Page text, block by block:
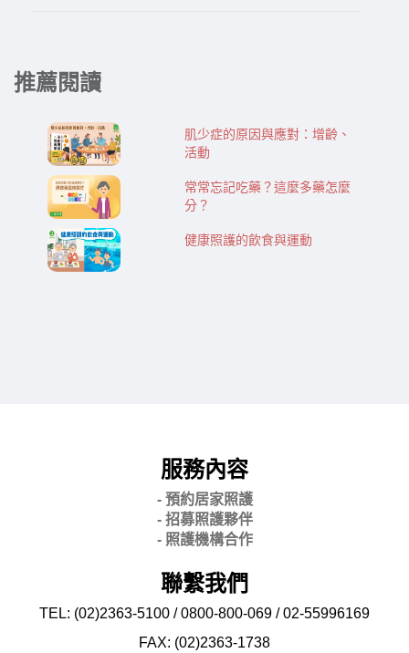
推薦閱讀
肌少症的原因與應對：增齡、
活動
常常忘記吃藥？這麼多藥怎麼
分？
健康照護的飲食與運動
服務內容
- 預約居家照護
- 招募照護夥伴
- 照護機構合作
聯繫我們
TEL: (02)2363-5100 / 0800-800-069 / 02-55996169
FAX: (02)2363-1738